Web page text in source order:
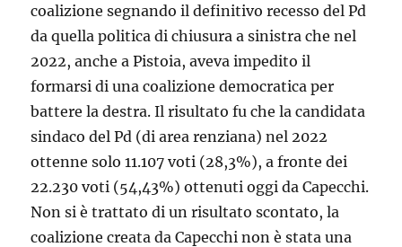
coalizione segnando il definitivo recesso del Pd
da quella politica di chiusura a sinistra che nel
2022, anche a Pistoia, aveva impedito il
formarsi di una coalizione democratica per
battere la destra. Il risultato fu che la candidata
sindaco del Pd (di area renziana) nel 2022
ottenne solo 11.107 voti (28,3%), a fronte dei
22.230 voti (54,43%) ottenuti oggi da Capecchi.
Non si è trattato di un risultato scontato, la
coalizione creata da Capecchi non è stata una